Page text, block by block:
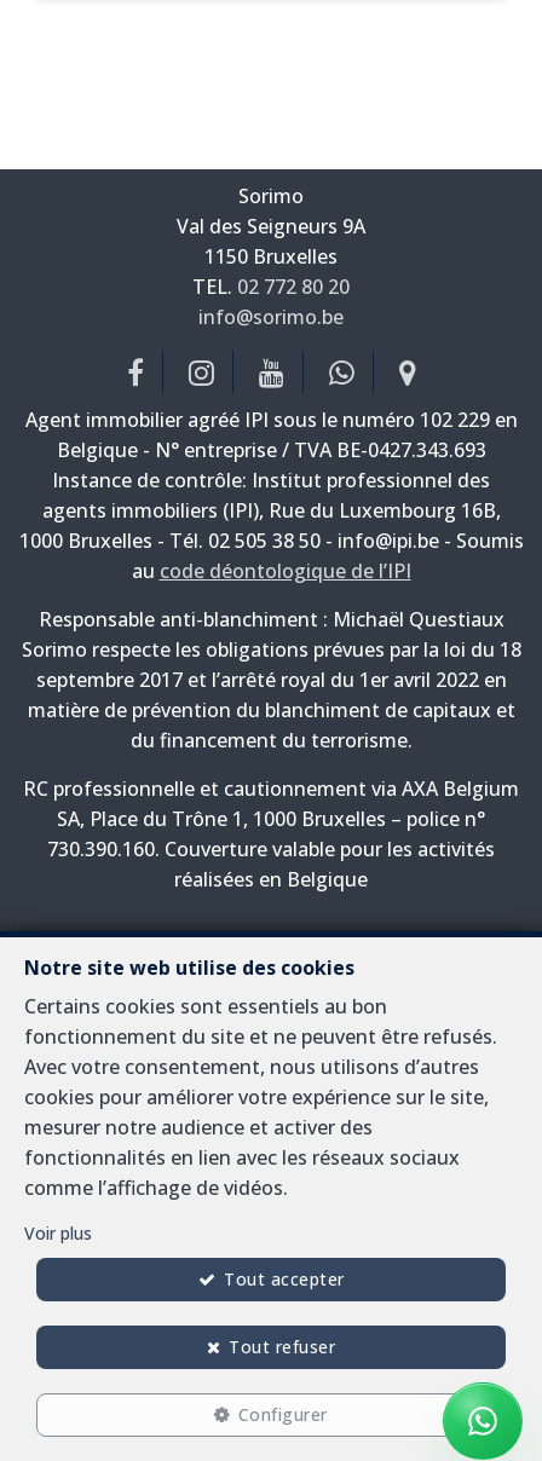
Notre site web utilise des cookies
Certains cookies sont essentiels au bon
fonctionnement du site et ne peuvent être refusés.
Avec votre consentement, nous utilisons d’autres
cookies pour améliorer votre expérience sur le site,
mesurer notre audience et activer des
fonctionnalités en lien avec les réseaux sociaux
comme l’affichage de vidéos.
Voir plus
Configurer
Tout refuser
Tout accepter
Sorimo
—
Val des Seigneurs 9A
—
1150 Bruxelles
TEL. 02 772 80 20
—
info@sorimo.be
Agent immobilier agréé IPI sous le numéro 102 229 en
Belgique - N° entreprise / TVA BE-0427.343.693
Instance de contrôle: Institut professionnel des
agents immobiliers (IPI), Rue du Luxembourg 16B,
1000 Bruxelles - Tél. 02 505 38 50 - info@ipi.be - Soumis
au code déontologique de l’IPI
Responsable anti-blanchiment : Michaël Questiaux
Sorimo respecte les obligations prévues par la loi du 18
septembre 2017 et l’arrêté royal du 1er avril 2022 en
matière de prévention du blanchiment de capitaux et
du financement du terrorisme.
RC professionnelle et cautionnement via AXA Belgium
SA, Place du Trône 1, 1000 Bruxelles – police n°
730.390.160. Couverture valable pour les activités
réalisées en Belgique
A propos
Nous travaillons sur le marché immobilier en Belgique
depuis près d'un demi siècle. Si vous voulez en savoir
plus, ou êtes intéressé, nous serons heureux de
répondre à vos questions à cette
adresse info@sorimo.be.
Charte de la protection de la vie privée